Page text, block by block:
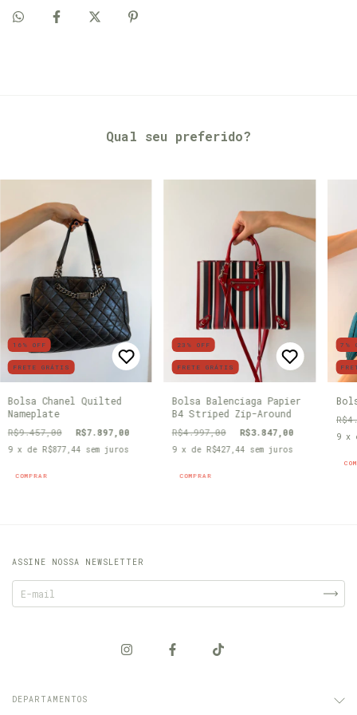
Qual seu preferido?
16 % OFF
FRETE GRÁTIS
Bolsa Chanel Quilted
Nameplate
R$9.457,00 R$7.897,00
9 x de R$877,44 sem juros
COMPRAR
23 % OFF
FRETE GRÁTIS
Bolsa Balenciaga Papier
B4 Striped Zip-Around
R$4.997,00 R$3.847,00
9 x de R$427,44 sem juros
COMPRAR
7 %
9 x
ASSINE NOSSA NEWSLETTER
DEPARTAMENTOS